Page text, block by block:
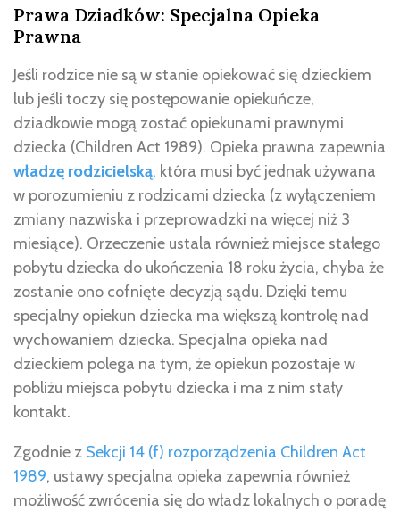
Prawa Dziadków: Specjalna Opieka
Prawna
Jeśli rodzice nie są w stanie opiekować się dzieckiem
lub jeśli toczy się postępowanie opiekuńcze,
dziadkowie mogą zostać opiekunami prawnymi
dziecka (Children Act 1989). Opieka prawna zapewnia
władzę rodzicielską, która musi być jednak używana
w porozumieniu z rodzicami dziecka (z wyłączeniem
zmiany nazwiska i przeprowadzki na więcej niż 3
miesiące). Orzeczenie ustala również miejsce stałego
pobytu dziecka do ukończenia 18 roku życia, chyba że
zostanie ono cofnięte decyzją sądu. Dzięki temu
specjalny opiekun dziecka ma większą kontrolę nad
wychowaniem dziecka. Specjalna opieka nad
dzieckiem polega na tym, że opiekun pozostaje w
pobliżu miejsca pobytu dziecka i ma z nim stały
kontakt.
Zgodnie z Sekcji 14 (f) rozporządzenia Children Act
1989, ustawy specjalna opieka zapewnia również
możliwość zwrócenia się do władz lokalnych o poradę